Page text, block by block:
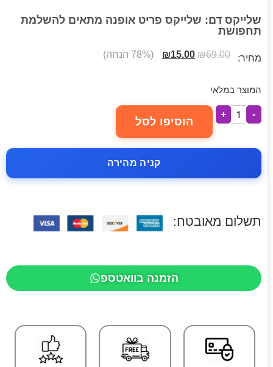
שלייקס דם: שלייקס פריט אופנה מתאים להשלמת
תחפושת
מחיר: ₪69.00
₪15.00 (78% הנחה)
המוצר במלאי
-
+
הוסיפו לסל
קניה מהירה
תשלום מאובטח:
הזמנה בוואטספ